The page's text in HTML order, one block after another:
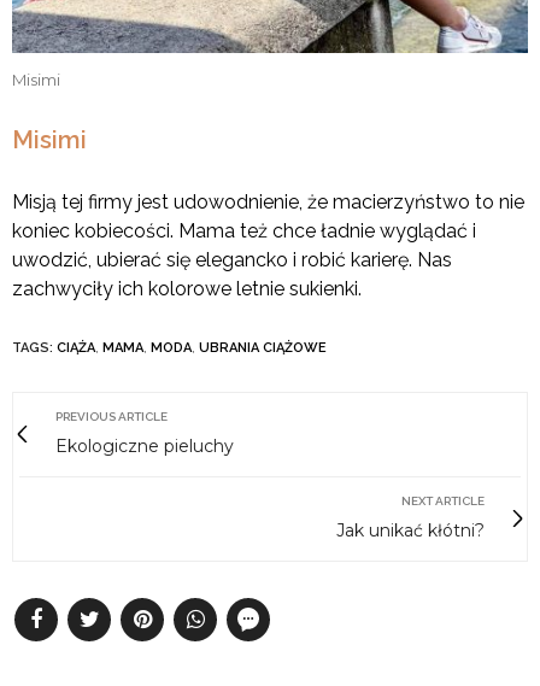
Misimi
Misimi
Misją tej firmy jest udowodnienie, że macierzyństwo to nie
koniec kobiecości. Mama też chce ładnie wyglądać i
uwodzić, ubierać się elegancko i robić karierę. Nas
zachwyciły ich kolorowe letnie sukienki.
TAGS: CIĄŻA, MAMA, MODA, UBRANIA CIĄŻOWE
PREVIOUS ARTICLE
Ekologiczne pieluchy
NEXT ARTICLE
Jak unikać kłótni?